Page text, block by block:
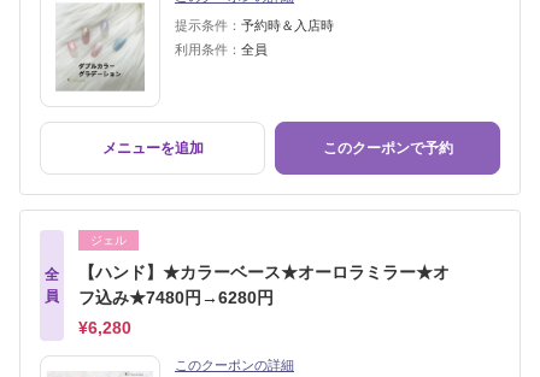
提示条件： 予約時＆入店時
利用条件： 全員
メニューを追加 このクーポンで予約
全
員
ジェル
【ハンド】★カラーベース★オーロラミラー★オ
フ込み★7480円→6280円
¥6,280
このクーポンの詳細